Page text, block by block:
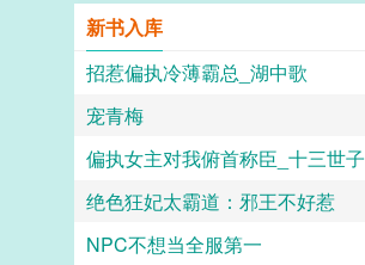
新书入库
招惹偏执冷薄霸总_湖中歌
宠青梅
偏执女主对我俯首称臣_十三世子
绝色狂妃太霸道：邪王不好惹
NPC不想当全服第一